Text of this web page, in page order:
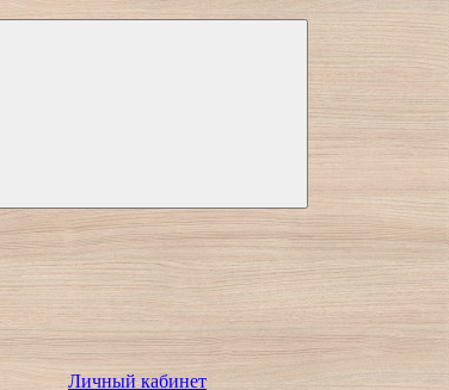
Личный кабинет